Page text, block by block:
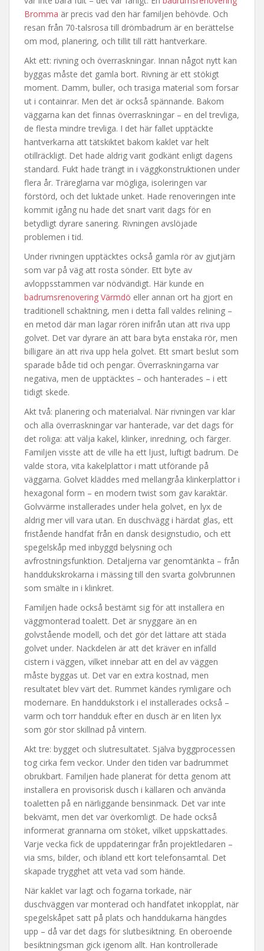
Bromma är precis vad den här familjen behövde. Och
resan från 70-talsrosa till drömbadrum är en berättelse
om mod, planering, och tillit till rätt hantverkare.
Akt ett: rivning och överraskningar. Innan något nytt kan
byggas måste det gamla bort. Rivning är ett stökigt
moment. Damm, buller, och trasiga material som forsar
ut i containrar. Men det är också spännande. Bakom
väggarna kan det finnas överraskningar – en del trevliga,
de flesta mindre trevliga. I det här fallet upptäckte
hantverkarna att tätskiktet bakom kaklet var helt
otillräckligt. Det hade aldrig varit godkänt enligt dagens
standard. Fukt hade trängt in i väggkonstruktionen under
flera år. Träreglarna var mögliga, isoleringen var
förstörd, och det luktade unket. Hade renoveringen inte
kommit igång nu hade det snart varit dags för en
betydligt dyrare sanering. Rivningen avslöjade
problemen i tid.
Under rivningen upptäcktes också gamla rör av gjutjärn
som var på väg att rosta sönder. Ett byte av
avloppsstammen var nödvändigt. Här kunde en
badrumsrenovering Värmdö eller annan ort ha gjort en
traditionell schaktning, men i detta fall valdes relining –
en metod där man lagar rören inifrån utan att riva upp
golvet. Det var dyrare än att bara byta enstaka rör, men
billigare än att riva upp hela golvet. Ett smart beslut som
sparade både tid och pengar. Överraskningarna var
negativa, men de upptäcktes – och hanterades – i ett
tidigt skede.
Akt två: planering och materialval. När rivningen var klar
och alla överraskningar var hanterade, var det dags för
det roliga: att välja kakel, klinker, inredning, och färger.
Familjen visste att de ville ha ett ljust, luftigt badrum. De
valde stora, vita kakelplattor i matt utförande på
väggarna. Golvet kläddes med mellangråa klinkerplattor i
hexagonal form – en modern twist som gav karaktär.
Golvvärme installerades under hela golvet, en lyx de
aldrig mer vill vara utan. En duschvägg i härdat glas, ett
fristående handfat från en dansk designstudio, och ett
spegelskåp med inbyggd belysning och
avfrostningsfunktion. Detaljerna var genomtänkta – från
handdukskrokarna i mässing till den svarta golvbrunnen
som smälte in i klinkret.
Familjen hade också bestämt sig för att installera en
väggmonterad toalett. Det är snyggare än en
golvstående modell, och det gör det lättare att städa
golvet under. Nackdelen är att det kräver en infälld
cistern i väggen, vilket innebar att en del av väggen
måste byggas ut. Det var en extra kostnad, men
resultatet blev värt det. Rummet kändes rymligare och
modernare. En handdukstork i el installerades också –
varm och torr handduk efter en dusch är en liten lyx
som gör stor skillnad på vintern.
Akt tre: bygget och slutresultatet. Själva byggprocessen
tog cirka fem veckor. Under den tiden var badrummet
obrukbart. Familjen hade planerat för detta genom att
installera en provisorisk dusch i källaren och använda
toaletten på en närliggande bensinmack. Det var inte
bekvämt, men det var överkomligt. De hade också
informerat grannarna om stöket, vilket uppskattades.
Varje vecka fick de uppdateringar från projektledaren –
via sms, bilder, och ibland ett kort telefonsamtal. Det
skapade trygghet att veta vad som hände.
När kaklet var lagt och fogarna torkade, när
duschväggen var monterad och handfatet inkopplat, när
spegelskåpet satt på plats och handdukarna hängdes
upp – då var det dags för slutbesiktning. En oberoende
besiktningsman gick igenom allt. Han kontrollerade